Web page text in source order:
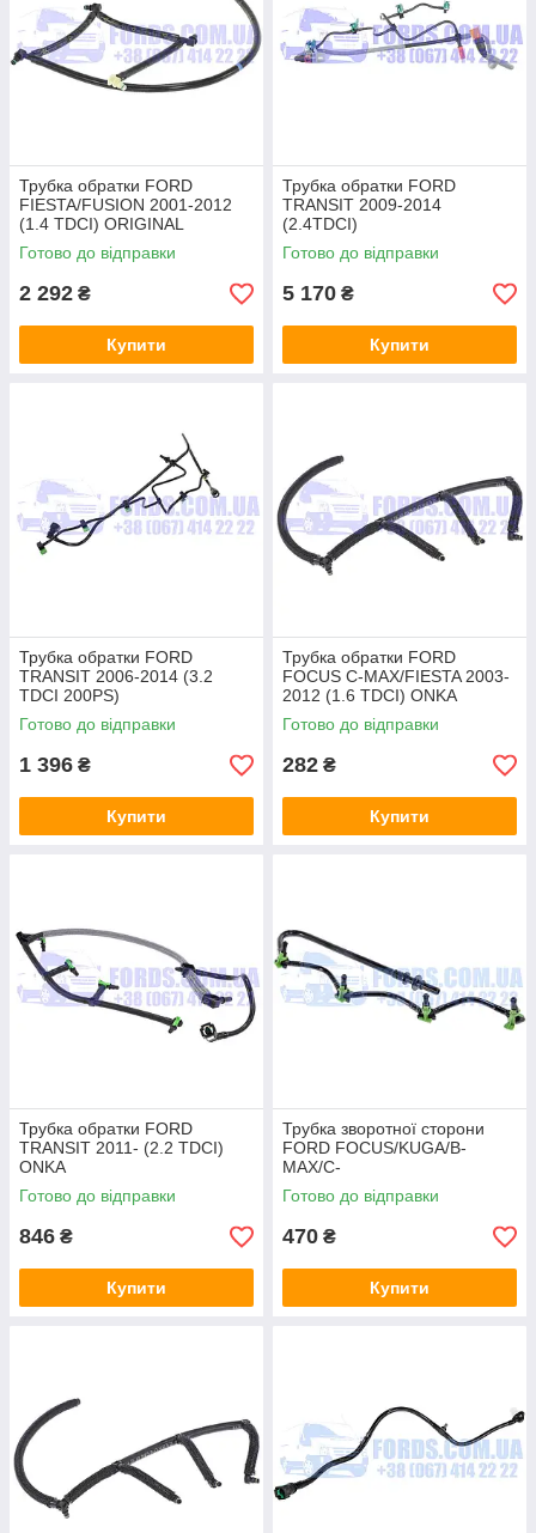
Трубка обратки FORD
FIESTA/FUSION 2001-2012
(1.4 TDCI) ORIGINAL
Готово до відправки
2 292 ₴
Купити
Трубка обратки FORD
TRANSIT 2009-2014
(2.4TDCI)
(1521640/8C1Q9K022AC/152
1640) ORIGINAL
Готово до відправки
5 170 ₴
Купити
Трубка обратки FORD
TRANSIT 2006-2014 (3.2
TDCI 200PS)
(1595434/7C169K022AC/HMP
7C169K022AC) HMPX
Готово до відправки
1 396 ₴
Купити
Трубка обратки FORD
FOCUS C-MAX/FIESTA 2003-
2012 (1.6 TDCI) ONKA
Готово до відправки
282 ₴
Купити
Трубка обратки FORD
TRANSIT 2011- (2.2 TDCI)
ONKA
Готово до відправки
846 ₴
Купити
Трубка зворотної сторони
FORD FOCUS/KUGA/B-
MAX/C-
MAX/FIESTA/COURIER 2014-
2019 (1.5TDCI) HMPX
Готово до відправки
470 ₴
Купити